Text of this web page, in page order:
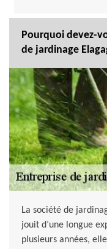
Pourquoi devez-
de jardinage
La société de
jouit d’une longue
plusieurs années,